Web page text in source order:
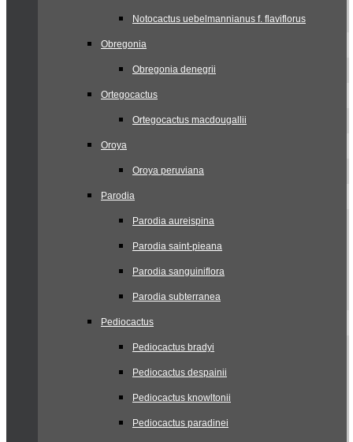
Notocactus uebelmannianus f. flaviflorus
Obregonia
Obregonia denegrii
Ortegocactus
Ortegocactus macdougallii
Oroya
Oroya peruviana
Parodia
Parodia aureispina
Parodia saint-pieana
Parodia sanguiniflora
Parodia subterranea
Pediocactus
Pediocactus bradyi
Pediocactus despainii
Pediocactus knowltonii
Pediocactus paradinei